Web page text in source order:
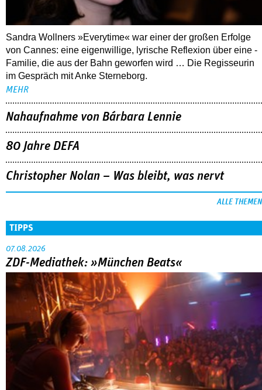
Sandra Wollners »Everytime« war einer der großen Erfolge
von Cannes: eine eigenwillige, lyrische Reflexion über eine ­
Familie, die aus der Bahn geworfen wird … Die Regisseurin
im Gespräch mit Anke Sterneborg.
MEHR
Nahaufnahme von Bárbara Lennie
80 Jahre DEFA
Christopher Nolan – Was bleibt, was nervt
ALLE THEMEN
TIPPS
07.08.2026
ZDF-Mediathek: »München Beats«